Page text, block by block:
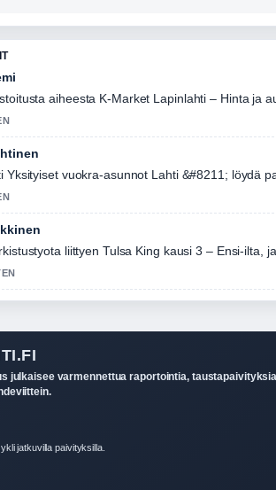
aiheesta K-Market Lapinlahti – Hinta ja
Yksityiset vuokra-asunnot Lahti &#8211; löydä
liittyen Tulsa King kausi 3 – Ensi-ilta,
julkaisee varmennettua raportointia,
jatkuvilla paivityksilla.